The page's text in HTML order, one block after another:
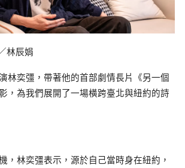
林辰娟
林奕彊，帶著他的首部劇情長片《另一個
，為我們展開了一場橫跨臺北與紐約的詩
，林奕彊表示，源於自己當時身在紐約，